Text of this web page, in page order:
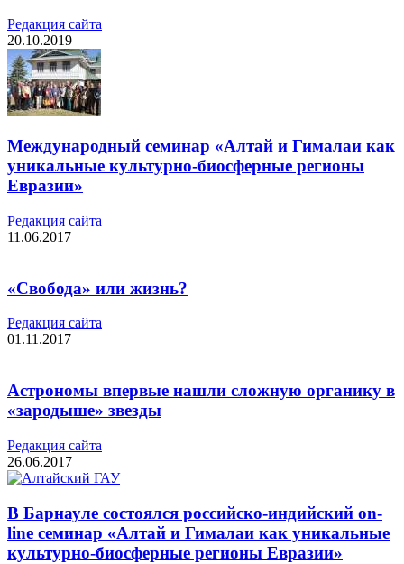
Редакция cайта
20.10.2019
Международный семинар «Алтай и Гималаи как
уникальные культурно-биосферные регионы
Евразии»
Редакция cайта
11.06.2017
«Свобода» или жизнь?
Редакция cайта
01.11.2017
Астрономы впервые нашли сложную органику в
«зародыше» звезды
Редакция cайта
26.06.2017
В Барнауле состоялся российско-индийский on-
line семинар «Алтай и Гималаи как уникальные
культурно-биосферные регионы Евразии»